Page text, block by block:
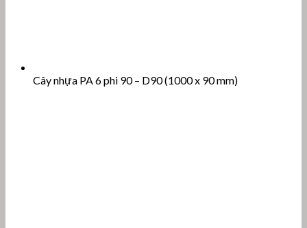
Cây nhựa PA 6 phi 90 – D90 (1000 x 90 mm)